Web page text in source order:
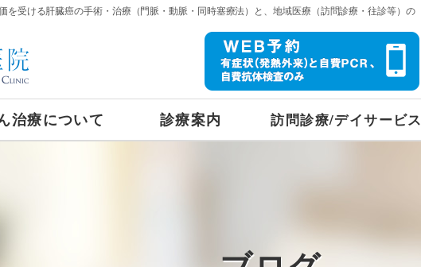
を受ける肝臓癌の手術・治療（門脈・動脈・同時塞療法）と、地域医療（訪問診療・往診等）の
治療について 診療案内 訪問診療/デイサービス